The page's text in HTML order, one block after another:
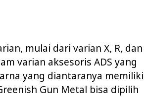
mulai dari varian X, R, dan
varian aksesoris ADS yang
yang diantaranya memiliki
Gun Metal bisa dipilih